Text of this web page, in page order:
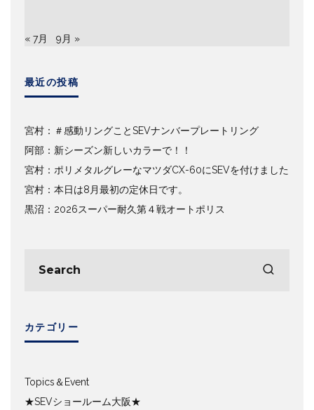
« 7月 9月 »
最近の投稿
宮村：＃感動リングことSEVナンバープレートリング
阿部：新シーズン新しいカラーで！！
宮村：ポリメタルグレーなマツダCX-60にSEVを付けました
宮村：本日は8月最初の定休日です。
黒沼：2026スーパー耐久第４戦オートポリス
カテゴリー
Topics＆Event
★SEVショールーム大阪★